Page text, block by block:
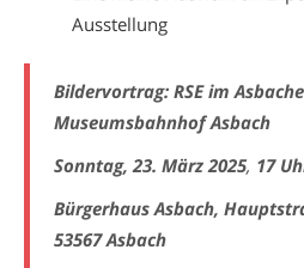
Ausstellung
Bildervortrag: RSE im
Museumsbahnhof Asbach
Sonntag, 23. März 2025, 17
Bürgerhaus Asbach,
53567 Asbach